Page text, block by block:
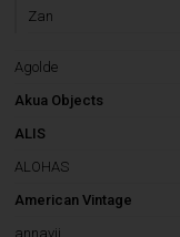
Zan
Agolde
Akua Objects
ALIS
ALOHAS
American Vintage
annavii